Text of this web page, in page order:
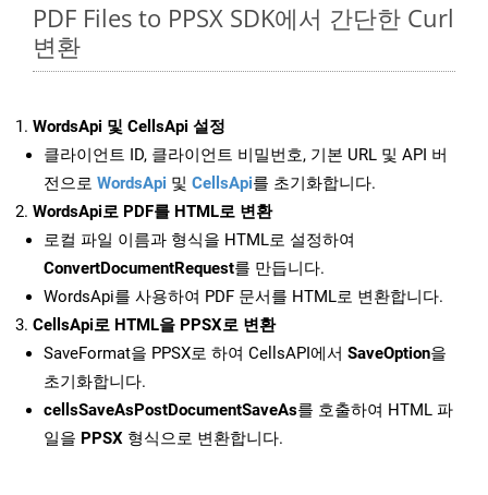
PDF Files to PPSX SDK에서 간단한 Curl
변환
WordsApi 및 CellsApi 설정
클라이언트 ID, 클라이언트 비밀번호, 기본 URL 및 API 버
전으로 WordsApi 및 CellsApi를 초기화합니다.
WordsApi로 PDF를 HTML로 변환
로컬 파일 이름과 형식을 HTML로 설정하여
ConvertDocumentRequest를 만듭니다.
WordsApi를 사용하여 PDF 문서를 HTML로 변환합니다.
CellsApi로 HTML을 PPSX로 변환
SaveFormat을 PPSX로 하여 CellsAPI에서 SaveOption을
초기화합니다.
cellsSaveAsPostDocumentSaveAs를 호출하여 HTML 파
일을 PPSX 형식으로 변환합니다.